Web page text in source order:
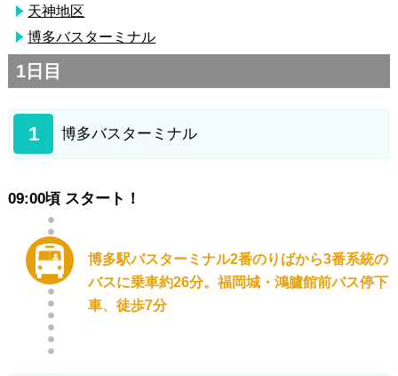
天神地区
博多バスターミナル
1日目
1 博多バスターミナル
09:00頃 スタート！
博多駅バスターミナル2番のりばから3番系統の
バスに乗車約26分。福岡城・鴻臚館前バス停下
車、徒歩7分